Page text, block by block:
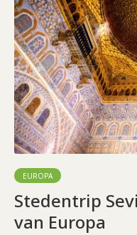
EUROPA
Stedentrip
van Europa